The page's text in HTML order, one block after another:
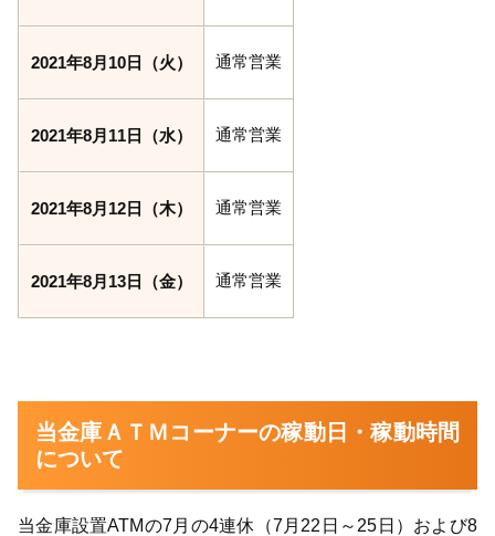
2021年8月10日（火） 通常営業
2021年8月11日（水） 通常営業
2021年8月12日（木） 通常営業
2021年8月13日（金） 通常営業
当金庫ＡＴＭコーナーの稼動日・稼動時間
について
当金庫設置ATMの7月の4連休（7月22日～25日）および8